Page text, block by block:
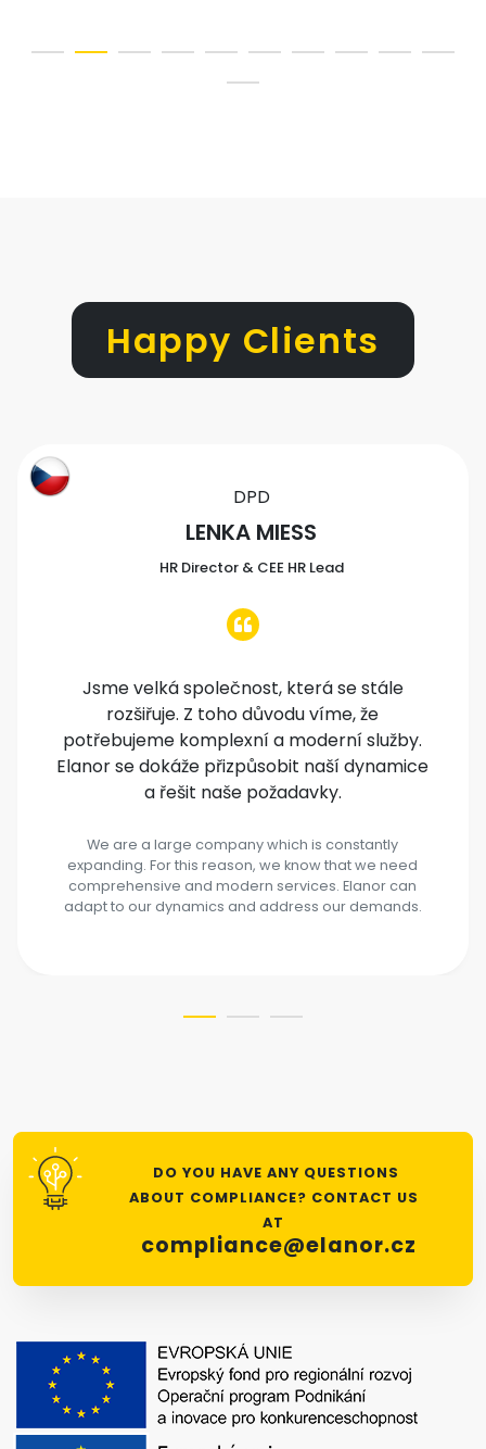
Happy Clients
DPD
LENKA MIESS
HR Director & CEE HR Lead
Jsme velká společnost, která se stále
rozšiřuje. Z toho důvodu víme, že
potřebujeme komplexní a moderní služby.
Elanor se dokáže přizpůsobit naší dynamice
a řešit naše požadavky.
We are a large company which is constantly
expanding. For this reason, we know that we need
comprehensive and modern services. Elanor can
adapt to our dynamics and address our demands.
DO YOU HAVE ANY QUESTIONS
ABOUT COMPLIANCE? CONTACT US
AT
compliance@elanor.cz